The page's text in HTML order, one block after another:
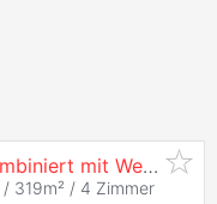
Wohnen und Arbeiten perfekt kombiniert mit Werkstatt östlich von
/ 319m² / 4 Zimmer